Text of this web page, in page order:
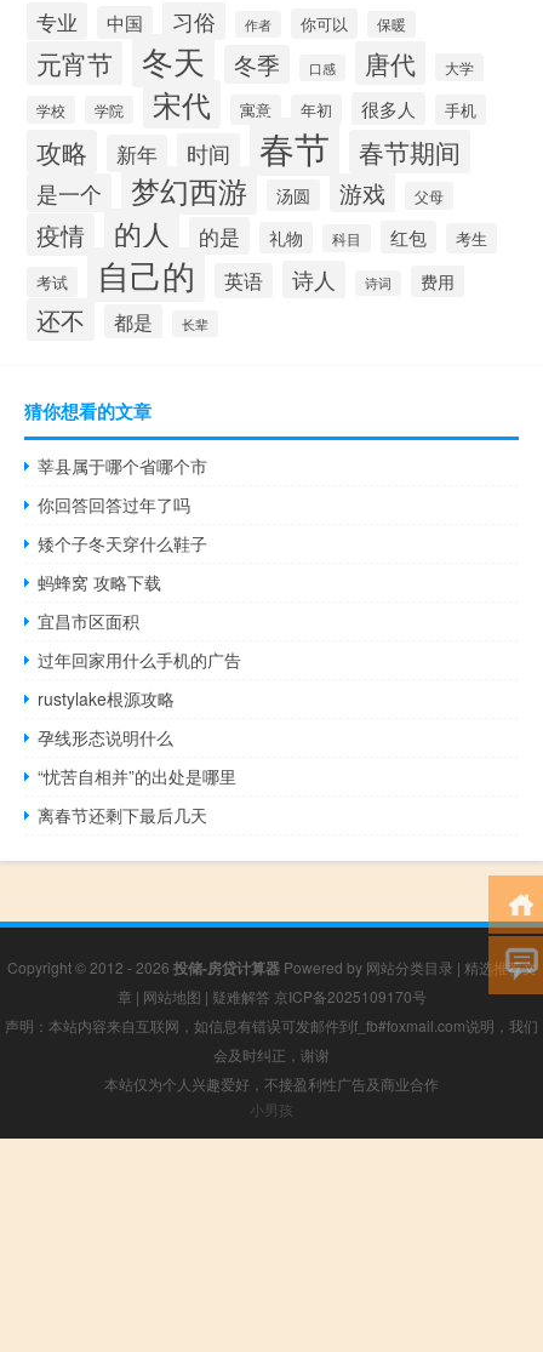
专业 中国 习俗 作者 你可以 保暖
元宵节 冬天 冬季 口感 唐代 大学
学校 学院 宋代 寓意 年初 很多人 手机
攻略 新年 时间 春节 春节期间
是一个 梦幻西游 汤圆 游戏 父母
疫情 的人 的是 礼物 科目 红包
考生
考试
自己的 英语 诗人 诗词 费用
还不 都是 长辈
猜你想看的文章
莘县属于哪个省哪个市
你回答回答过年了吗
矮个子冬天穿什么鞋子
蚂蜂窝 攻略下载
宜昌市区面积
过年回家用什么手机的广告
rustylake根源攻略
孕线形态说明什么
“忧苦自相并”的出处是哪里
离春节还剩下最后几天
Copyright © 2012 - 2026 投储-房贷计算器Powered by 网站分类目录 | 精选推荐文
章 | 网站地图 | 疑难解答 京ICP备2025109170号
声明：本站内容来自互联网，如信息有错误可发邮件到f_fb#foxmail.com说明，我们
会及时纠正，谢谢
本站仅为个人兴趣爱好，不接盈利性广告及商业合作
小男孩